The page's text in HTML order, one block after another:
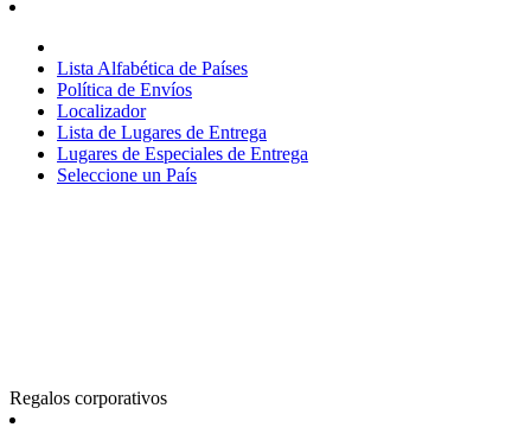
Lista Alfabética de Países
Política de Envíos
Localizador
Lista de Lugares de Entrega
Lugares de Especiales de Entrega
Seleccione un País
Regalos corporativos